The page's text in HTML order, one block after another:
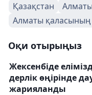
Қазақстан
Алматы
Алматы қаласының
Оқи отырыңыз
Жексенбіде
дерлік өңірінде
жарияланды